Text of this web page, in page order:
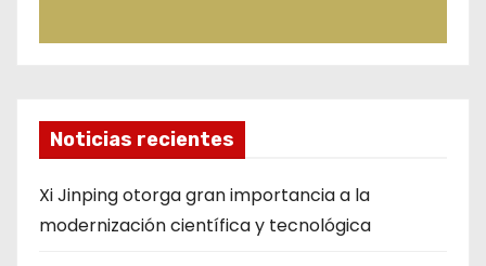
Noticias recientes
Xi Jinping otorga gran importancia a la
modernización científica y tecnológica